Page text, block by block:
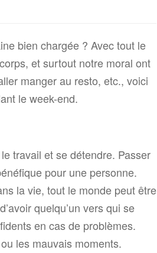
bien chargée ? Avec tout le
et surtout notre moral ont
manger au resto, etc., voici
le week-end.
travail et se détendre. Passer
pour une personne.
la vie, tout le monde peut être
quelqu’un vers qui se
en cas de problèmes.
les mauvais moments.